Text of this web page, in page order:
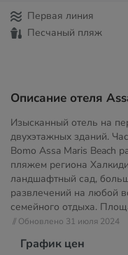
Первая линия
Песчаный пляж
Описание отеля
Изысканный отель на
двухэтажных зданий.
Bomo Assa Maris Beach
пляжем региона
ландшафтный сад,
развлечений на любой
семейного отдыха.
// Обновлено 31 июля 2024
График цен